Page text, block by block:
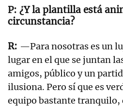
¿Y la plantilla está
circunstancia?
—Para nosotras es un
lugar en el que se juntan
amigos, público y un
ilusiona. Pero sí que es
equipo bastante tranquilo,